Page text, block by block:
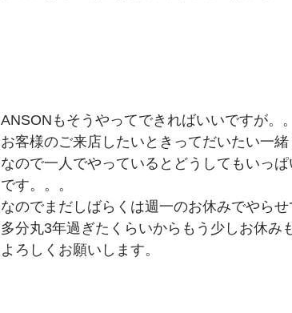
ANSONもそうやってできればいいですが。。
お客様のご来店したいときってだいたい一緒
なので一人でやっているとどうしてもいっ
です。。。
なのでまだしばらくは週一のお休みでやらせ
多分丸3年過ぎたくらいからもう少しお休み
よろしくお願いします。